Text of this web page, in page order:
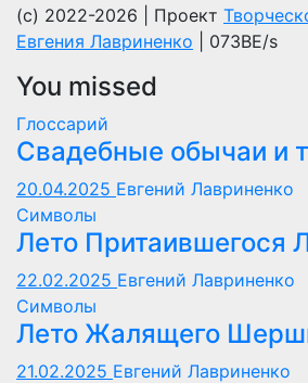
(c) 2022-2026 | Проект
Евгения Лавриненко | 073BE/s
You missed
Глоссарий
Свадебные обычаи и
20.04.2025 Евгений Лавриненко
Символы
Лето Притаившегося
22.02.2025 Евгений Лавриненко
Символы
Лето Жалящего
21.02.2025 Евгений Лавриненко